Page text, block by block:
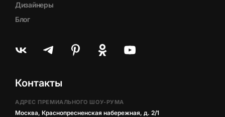
Дизайнеры
Блог
Контакты
АДРЕС ПРЕМИАЛЬНОГО ШОУ-РУМА
Москва, Краснопресненская набережная, д. 2/1